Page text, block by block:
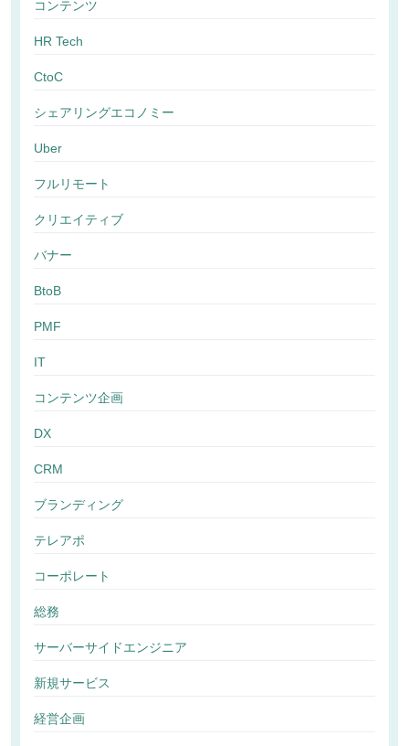
コンテンツ
HR Tech
CtoC
シェアリングエコノミー
Uber
フルリモート
クリエイティブ
バナー
BtoB
PMF
IT
コンテンツ企画
DX
CRM
ブランディング
テレアポ
コーポレート
総務
サーバーサイドエンジニア
新規サービス
経営企画